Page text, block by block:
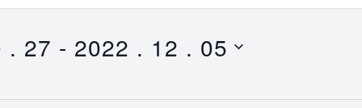
. 27 - 2022 . 12 . 05